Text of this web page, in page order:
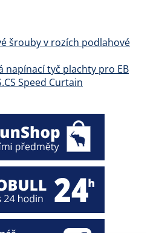
šrouby v rozích podlahové
napínací tyč plachty pro EB
Speed Curtain